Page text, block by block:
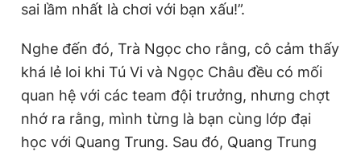
sai lầm nhất là chơi với bạn xấu!”.
Nghe đến đó, Trà Ngọc cho rằng, cô cảm thấy
khá lẻ loi khi Tú Vi và Ngọc Châu đều có mối
quan hệ với các team đội trưởng, nhưng chợt
nhớ ra rằng, mình từng là bạn cùng lớp đại
học với Quang Trung. Sau đó, Quang Trung